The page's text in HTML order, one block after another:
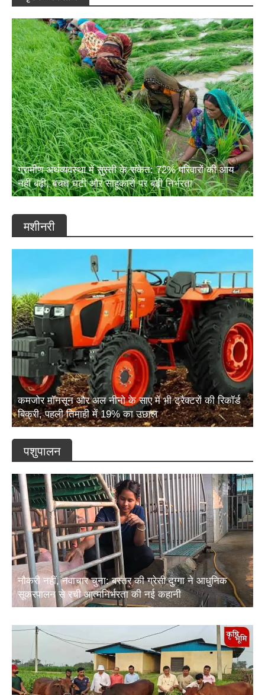
ग्रामीण अर्थव्यवस्था में सुस्ती के संकेत: 72% परिवारों की आय
नहीं बढ़ी, बचत घटी और साहूकारों पर बढ़ी निर्भरता
मशीनरी
कमजोर मॉनसून और अल नीनो के साए में भी ट्रैक्टरों की रिकॉर्ड
बिक्री, पहली तिमाही में 19% का उछाल
पशुपालन
नौकरी नहीं, नवाचार चुना: बस्तर की ग्रेसी दुग्गा ने आधुनिक
सूकरपालन से रची आत्मनिर्भरता की नई कहानी